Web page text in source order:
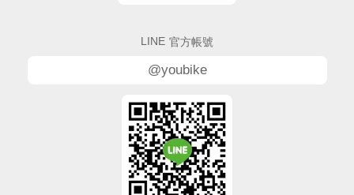
LINE 官方帳號
@youbike